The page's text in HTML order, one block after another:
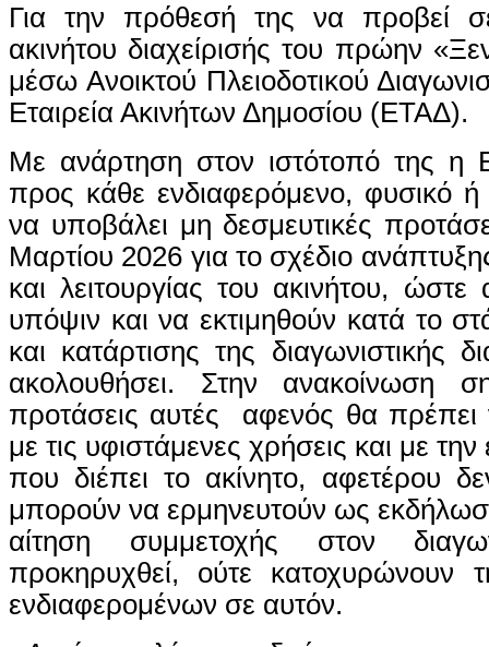
Για την πρόθεσή της να προβεί
ακινήτου διαχείρισής του πρώην
μέσω Ανοικτού Πλειοδοτικού
Εταιρεία Ακινήτων Δημοσίου (ΕΤΑΔ).
Με ανάρτηση στον ιστότοπό της η
προς κάθε ενδιαφερόμενο, φυσικό
να υποβάλει μη δεσμευτικές
Μαρτίου 2026 για το σχέδιο
και λειτουργίας του ακινήτου,
υπόψιν και να εκτιμηθούν κατά το
και κατάρτισης της διαγωνιστικής
ακολουθήσει. Στην ανακοίνωση
προτάσεις αυτές αφενός θα πρέπει
με τις υφιστάμενες χρήσεις και με την
που διέπει το ακίνητο, αφετέρου
μπορούν να ερμηνευτούν ως
αίτηση συμμετοχής στον
προκηρυχθεί, ούτε κατοχυρώνουν
ενδιαφερομένων σε αυτόν.